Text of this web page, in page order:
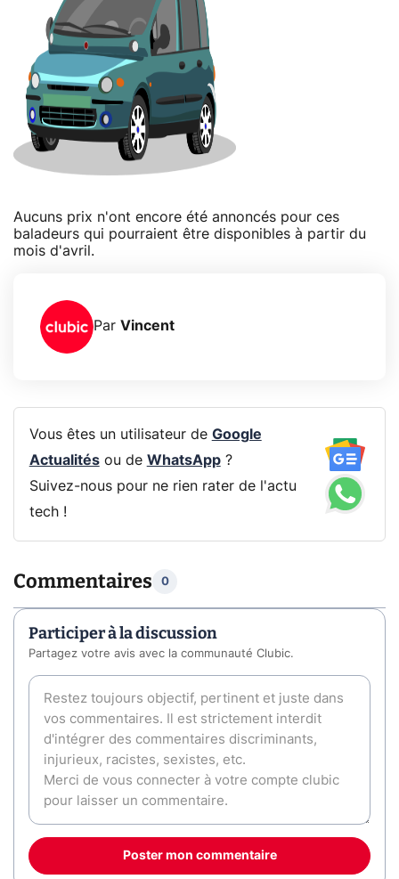
Aucuns prix n'ont encore été annoncés pour ces
baladeurs qui pourraient être disponibles à partir du
mois d'avril.
Par Vincent
Vous êtes un utilisateur de Google
Actualitésou de WhatsApp?
Suivez-nous pour ne rien rater de l'actu
tech !
Commentaires 0
Participer à la discussion
Partagez votre avis avec la communauté Clubic.
Poster mon commentaire